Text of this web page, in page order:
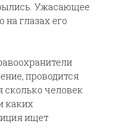
Ужасающее
на глазах его
проводится
сколько человек
каких
ищет